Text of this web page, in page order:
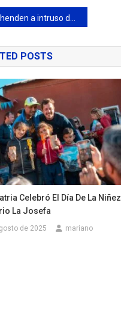
dentro del Depósito Municipal de Vehículos secuestrados
POSTS
Celebró El Día De La Niñez
La Josefa
de 2025 mariano